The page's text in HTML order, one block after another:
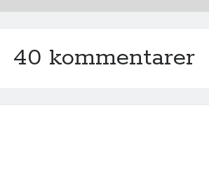
40 kommentarer